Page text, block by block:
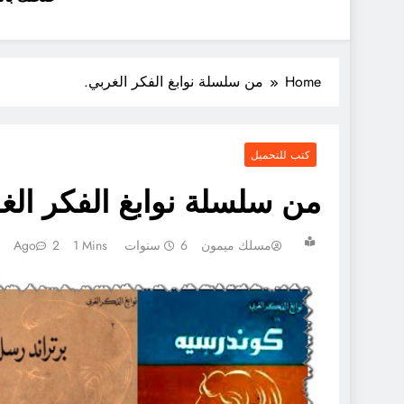
Home من سلسلة نوابغ الفكر الغربي.
كتب للتحميل
من سلسلة نوابغ الفكر
مسلك ميمون 6 سنوات Ago 2 1 Mins